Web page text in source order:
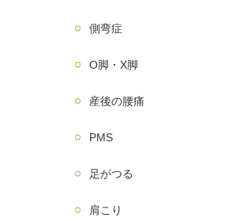
側弯症
О脚・X脚
産後の腰痛
PMS
足がつる
肩こり